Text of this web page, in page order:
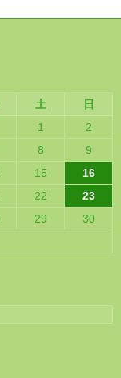
土
日
1
2
8
9
15
16
22
23
29
30